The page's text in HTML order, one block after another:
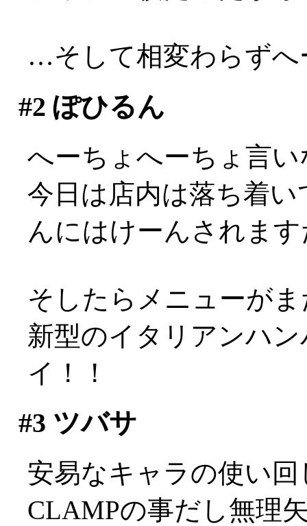
…そして相変わらずへ
#2 ぽひるん
へーちょへーちょ言
今日は店内は落ち着
んにはけーんされます
そしたらメニューが
新型のイタリアンハ
イ！！
#3 ツバサ
安易なキャラの使い
CLAMPの事だし無理